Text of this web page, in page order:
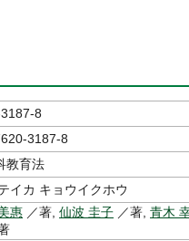
8
3187-8
教育法
イカ キョウイクホウ
惠 ／著, 仙波 圭子 ／著, 青木